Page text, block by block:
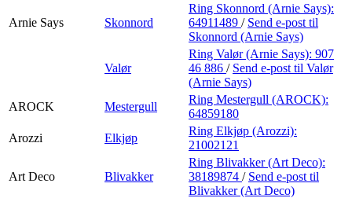
Arnie Says Skonnord
Ring Skonnord (Arnie Says):
64911489 / Send e-post til
Skonnord (Arnie Says)
Valør
Ring Valør (Arnie Says): 907
46 886 / Send e-post til Valør
(Arnie Says)
AROCK
Mestergull
Ring Mestergull (AROCK):
64859180
Arozzi
Elkjøp
Ring Elkjøp (Arozzi):
21002121
Art Deco Blivakker
Ring Blivakker (Art Deco):
38189874 / Send e-post til
Blivakker (Art Deco)